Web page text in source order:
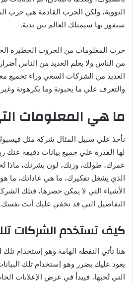
النووية، ولكن الحرب القادمة هي حرب
سيفوز بها سيمتلك العالم بين يدية.
حرب المعلومات من الحروب الخطيرة
من الناس ولا يعلم العديد من الناس
العديد من الشركات السعي وراء تجميع
والتعرف علي ما يحبونة وما يكرهونة
ما هي المعلومات
نأخذ علي سبيل المثال شركة مثل
لها القدرة علي جميع بيانات دقيقة عنك
عمرك، طولك، وزنك، لون بشرتك، ماذا
الذي يشغل تفكيرك، ما هي عاداتك، ما
الأشياء التي لا يمكن حصرها، فتلك
التفاصيل التي قد تخفي عليك أنت نفسك.
كيف تستخدم الشركات
هنا تأتي النقطة الهامة وهو إستخدام
يعود عليك بضرر وهو إستخدام تلك
التي تُحبها، فيبدأ في عرض الإعلانات